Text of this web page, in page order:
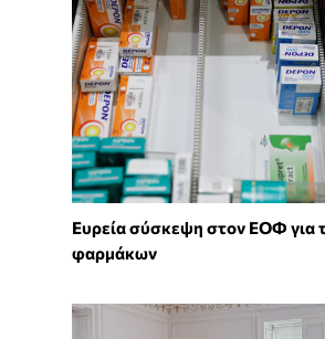
Ευρεία σύσκεψη στον ΕΟΦ για
φαρμάκων